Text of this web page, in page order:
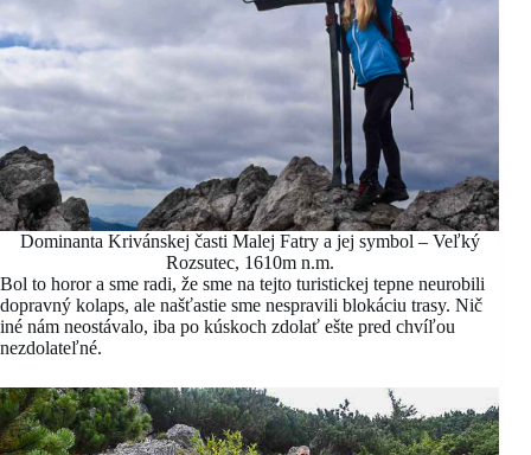
Dominanta Krivánskej časti Malej Fatry a jej symbol – Veľký
Rozsutec, 1610m n.m.
Bol to horor a sme radi, že sme na tejto turistickej tepne neurobili
dopravný kolaps, ale našťastie sme nespravili blokáciu trasy. Nič
iné nám neostávalo, iba po kúskoch zdolať ešte pred chvíľou
nezdolateľné.